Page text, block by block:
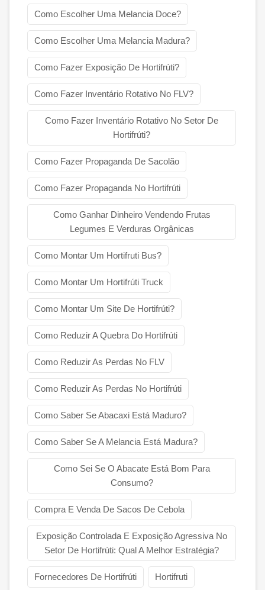
Como Escolher Uma Melancia Doce?
Como Escolher Uma Melancia Madura?
Como Fazer Exposição De Hortifrúti?
Como Fazer Inventário Rotativo No FLV?
Como Fazer Inventário Rotativo No Setor De
Hortifrúti?
Como Fazer Propaganda De Sacolão
Como Fazer Propaganda No Hortifrúti
Como Ganhar Dinheiro Vendendo Frutas
Legumes E Verduras Orgânicas
Como Montar Um Hortifruti Bus?
Como Montar Um Hortifrúti Truck
Como Montar Um Site De Hortifrúti?
Como Reduzir A Quebra Do Hortifrúti
Como Reduzir As Perdas No FLV
Como Reduzir As Perdas No Hortifrúti
Como Saber Se Abacaxi Está Maduro?
Como Saber Se A Melancia Está Madura?
Como Sei Se O Abacate Está Bom Para
Consumo?
Compra E Venda De Sacos De Cebola
Exposição Controlada E Exposição Agressiva No
Setor De Hortifrúti: Qual A Melhor Estratégia?
Fornecedores De Hortifrúti Hortifruti